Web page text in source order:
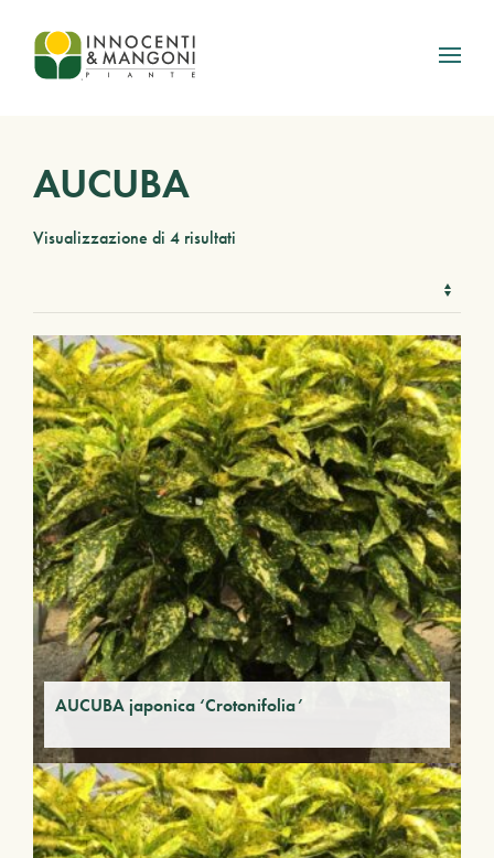
Skip to main content
AUCUBA
Visualizzazione di 4 risultati
AUCUBA japonica ‘Crotonifolia’